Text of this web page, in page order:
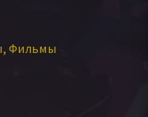
Larsen
Фильмы